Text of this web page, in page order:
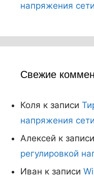
напряжения
Свежие
Коля к записи
напряжения
Алексей к записи
регулировкой
Иван к записи